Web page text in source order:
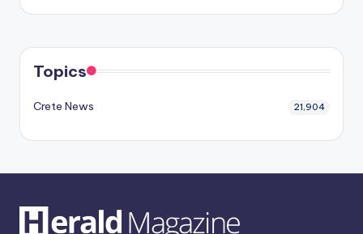
Topics
Crete News 21,904